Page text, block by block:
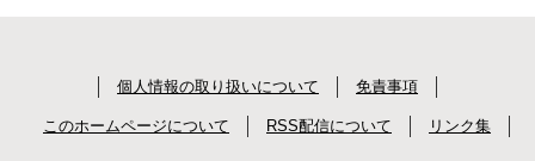
個人情報の取り扱いについて 免責事項
このホームページについて RSS配信について リンク集